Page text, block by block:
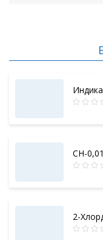
СН-
2-